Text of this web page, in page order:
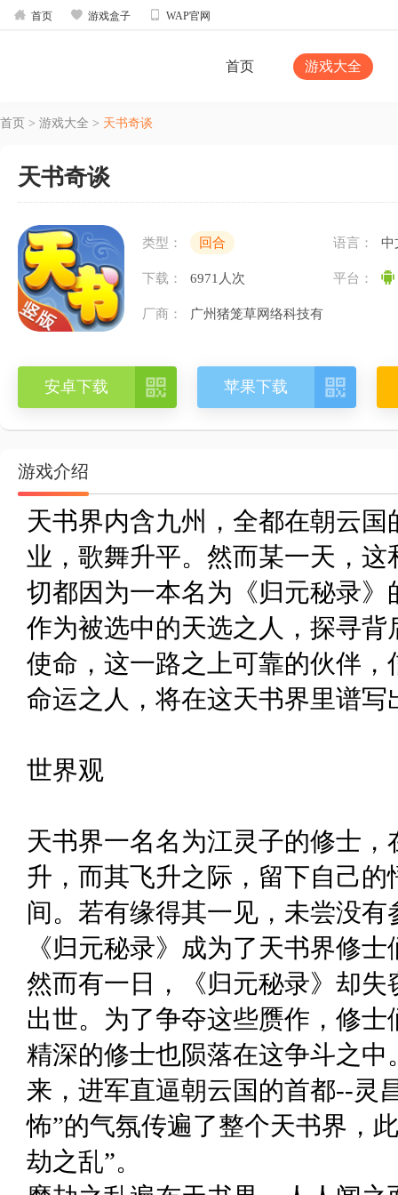
 首页  游戏盒子  WAP官网
首页 游戏大全
首页 > 游戏大全 > 天书奇谈
天书奇谈
类型： 回合 语言： 中
下载： 6971人次 平台：
厂商：
广州猪笼草网络科技有
安卓下载  苹果下载 
游戏介绍
天书界内含九州，全都在朝云
业，歌舞升平。然而某一天，
切都因为一本名为《归元秘录》
作为被选中的天选之人，探寻
使命，这一路之上可靠的伙伴
命运之人，将在这天书界里谱写
世界观
天书界一名名为江灵子的修士
升，而其飞升之际，留下自己
间。若有缘得其一见，未尝没
《归元秘录》成为了天书界修
然而有一日，《归元秘录》却
出世。为了争夺这些赝作，修
精深的修士也陨落在这争斗之
来，进军直逼朝云国的首都--灵
怖”的气氛传遍了整个天书界，
劫之乱”。